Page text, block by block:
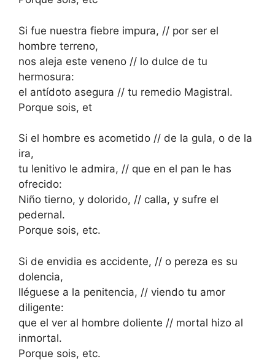
Si fue nuestra fiebre impura, // por ser el
hombre terreno,
nos aleja este veneno // lo dulce de tu
hermosura:
el antídoto asegura // tu remedio Magistral.
Porque sois, et
Si el hombre es acometido // de la gula, o de la
ira,
tu lenitivo le admira, // que en el pan le has
ofrecido:
Niño tierno, y dolorido, // calla, y sufre el
pedernal.
Porque sois, etc.
Si de envidia es accidente, // o pereza es su
dolencia,
lléguese a la penitencia, // viendo tu amor
diligente:
que el ver al hombre doliente // mortal hizo al
inmortal.
Porque sois, etc.